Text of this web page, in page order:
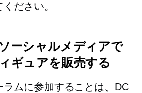
ださい。
ーシャルメディアで
ギュアを販売する
ラムに参加することは、DC